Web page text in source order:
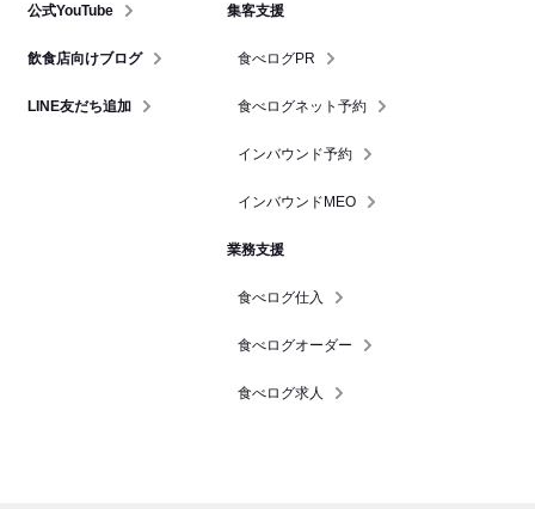
公式YouTube
飲食店向けブログ
LINE友だち追加
集客支援
食べログPR
食べログネット予約
インバウンド予約
インバウンドMEO
業務支援
食べログ仕入
食べログオーダー
食べログ求人